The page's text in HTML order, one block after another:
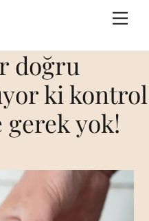
doğru
ki kontrol
gerek yok!